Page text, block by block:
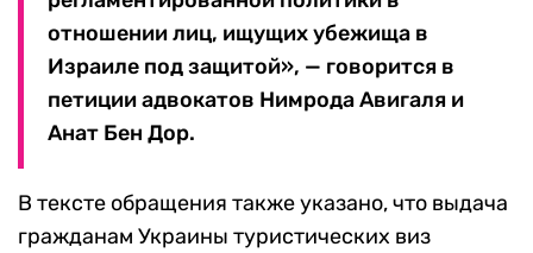
отношении лиц, ищущих убежища в
Израиле под защитой», — говорится в
петиции адвокатов Нимрода Авигаля и
Анат Бен Дор.
В тексте обращения также указано, что выдача
гражданам Украины туристических виз